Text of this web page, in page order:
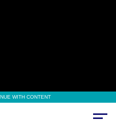
WITH CONTENT